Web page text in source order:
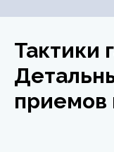
Тактики
приемов